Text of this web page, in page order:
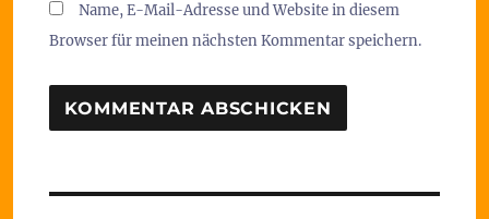
Name, E-Mail-Adresse und Website in diesem
Browser für meinen nächsten Kommentar speichern.